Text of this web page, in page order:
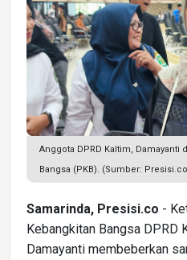
Anggota DPRD Kaltim, Damayanti
Bangsa (PKB). (Sumber:
Samarinda, Presisi.co -
Kebangkitan Bangsa DPRD
Damayanti membeberkan